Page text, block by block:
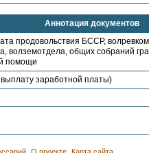
Аннотация документов
продовольствия БССР,
волземотдела, общих собраний
помощи
заработной платы)